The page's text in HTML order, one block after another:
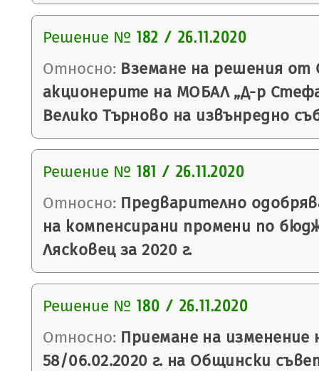
Решение № 182 / 26.11.2020
Относно: Вземане на решения
акционерите на МОБАЛ „Д-р
Велико Търново на извънредно
Решение № 181 / 26.11.2020
Относно: Предварително
на компенсирани промени по
Лясковец за 2020 г.
Решение № 180 / 26.11.2020
Относно: Приемане на
58/06.02.2020 г. на Общински